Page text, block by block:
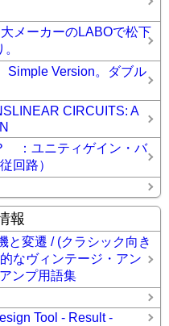
メーカーのLABOで松下
Version。ダブル
CIRCUITS: A
：ユニティゲイン・バ
回路）
報
と変遷 / (クラシック向き
なヴィンテージ・アン
ンプ用語集
Tool - Result -